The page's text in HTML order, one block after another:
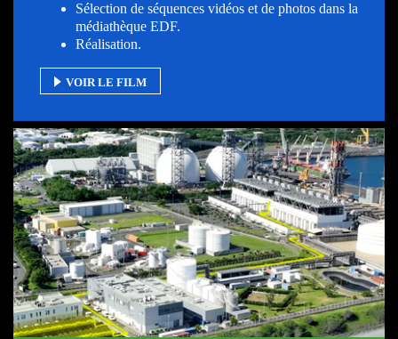
Sélection de séquences vidéos et de photos dans la
médiathèque EDF.
Réalisation.
VOIR LE FILM